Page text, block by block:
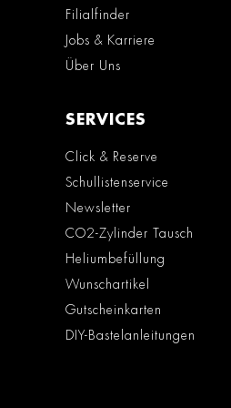
Filialfinder
Jobs & Karriere
Über Uns
SERVICES
Click & Reserve
Schullistenservice
Newsletter
CO2-Zylinder Tausch
Heliumbefüllung
Wunschartikel
Gutscheinkarten
DIY-Bastelanleitungen